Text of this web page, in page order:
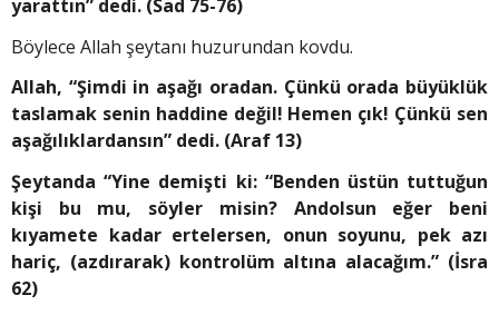
yarattın” dedi. (Sad 75-76)
Böylece Allah şeytanı huzurundan kovdu.
Allah, “Şimdi in aşağı oradan. Çünkü orada büyüklük
taslamak senin haddine değil! Hemen çık! Çünkü sen
aşağılıklardansın” dedi. (Araf 13)
Şeytanda “Yine demişti ki: “Benden üstün tuttuğun
kişi bu mu, söyler misin? Andolsun eğer beni
kıyamete kadar ertelersen, onun soyunu, pek azı
hariç, (azdırarak) kontrolüm altına alacağım.” (İsra
62)